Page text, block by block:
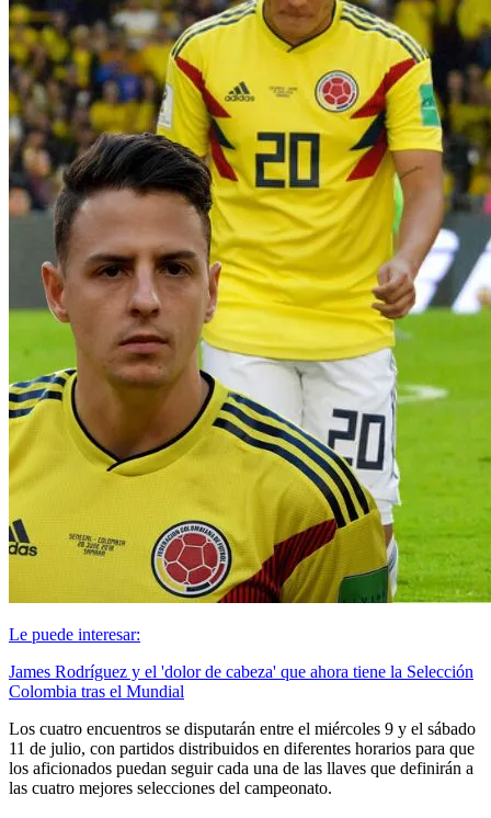
Le puede interesar:
James Rodríguez y el 'dolor de cabeza' que ahora tiene la Selección
Colombia tras el Mundial
Los cuatro encuentros se disputarán entre el miércoles 9 y el sábado
11 de julio, con partidos distribuidos en diferentes horarios para que
los aficionados puedan seguir cada una de las llaves que definirán a
las cuatro mejores selecciones del campeonato.